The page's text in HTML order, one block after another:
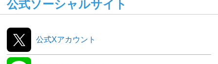
公式ソーシャルサイト
公式Xアカウント